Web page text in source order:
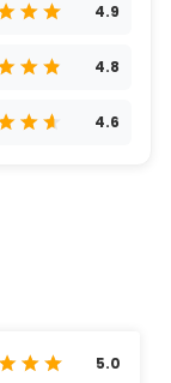
4.9
4.8
4.6
5.0